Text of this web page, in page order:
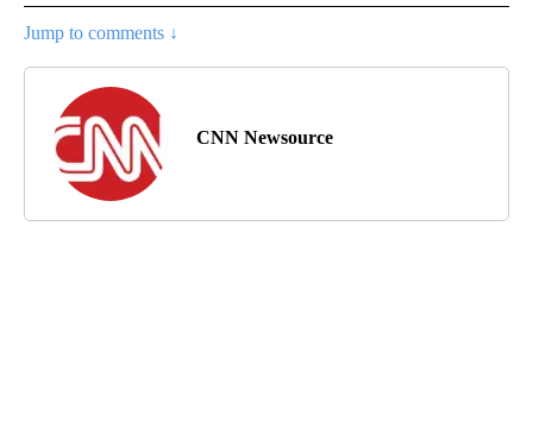
Jump to comments ↓
CNN Newsource